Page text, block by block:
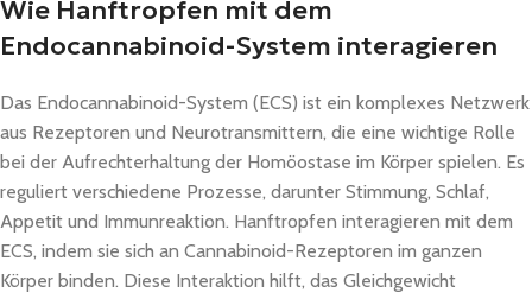
Wie Hanftropfen mit dem
Endocannabinoid-System interagieren
Das Endocannabinoid-System (ECS) ist ein komplexes Netzwerk
aus Rezeptoren und Neurotransmittern, die eine wichtige Rolle
bei der Aufrechterhaltung der Homöostase im Körper spielen. Es
reguliert verschiedene Prozesse, darunter Stimmung, Schlaf,
Appetit und Immunreaktion. Hanftropfen interagieren mit dem
ECS, indem sie sich an Cannabinoid-Rezeptoren im ganzen
Körper binden. Diese Interaktion hilft, das Gleichgewicht